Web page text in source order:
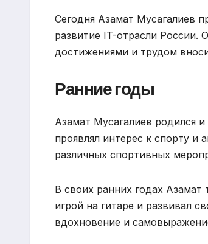
Сегодня Азамат Мусагалиев
развитие IT-отрасли России.
достижениями и трудом
Ранние годы
Азамат Мусагалиев родился
проявлял интерес к спорту и
различных спортивных
В своих ранних годах Азамат
игрой на гитаре и развивал
вдохновение и